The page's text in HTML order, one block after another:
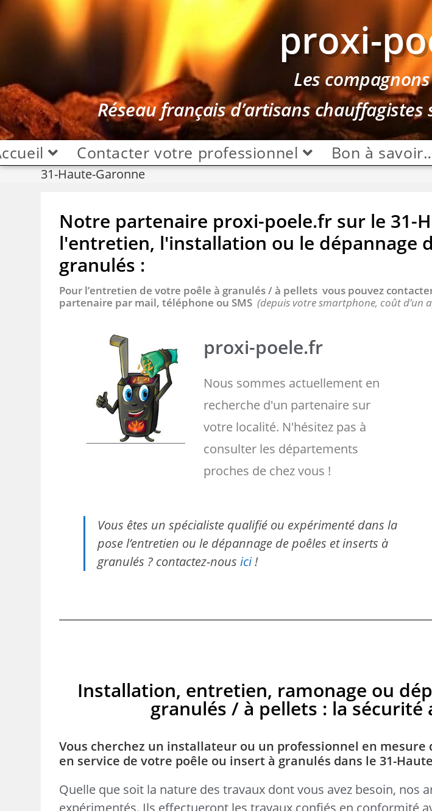
proxi-
Les
Réseau français d’artisans
Contacter votre professionnel Bon à
31-Haute-Garonne
Notre partenaire proxi-poele.fr sur le 31-
l'entretien, l'installation ou le dépannage
granulés :
Pour l’entretien de votre poêle à granulés / à pellets vous pouvez
partenaire par mail, téléphone ou SMS(depuis votre smartphone, coût d’un
proxi-poele.fr
Nous sommes actuellement en
recherche d'un partenaire sur
votre localité. N'hésitez pas à
consulter les départements
proches de chez vous !
Vous êtes un spécialiste qualifié ou expérimenté dans la
pose l’entretien ou le dépannage de poêles et inserts à
granulés ? contactez-nousici!
Installation, entretien, ramonage ou
granulés / à pellets : la sécurité
Vous cherchez un installateur ou un professionnel en mesure
en service de votre poêle ou insert à granulés dans le 31-
Quelle que soit la nature des travaux dont vous avez besoin, nos
expérimentés. Ils effectueront les travaux confiés en conformité